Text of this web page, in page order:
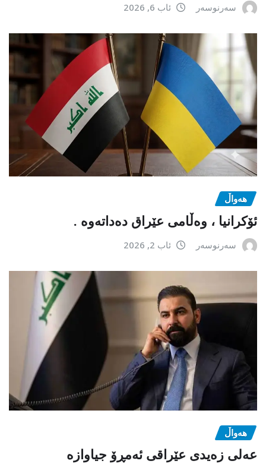
سەرنوسەر ئاب 6, 2026
هەواڵ
ئۆکرانیا ، وەڵامی عێراق دەداتەوە .
سەرنوسەر ئاب 2, 2026
هەواڵ
عەلی زەیدی عێراقی ئەمڕۆ جیاوازە